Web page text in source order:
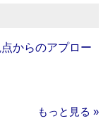
からのアプロー
もっと見る »